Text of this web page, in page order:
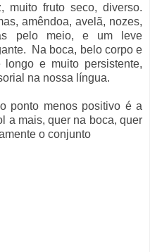
muito fruto seco, diverso.
amêndoa, avelã, nozes,
pelo meio, e um leve
Na boca, belo corpo e
longo e muito persistente,
na nossa língua.
ponto menos positivo é a
a mais, quer na boca, quer
o conjunto